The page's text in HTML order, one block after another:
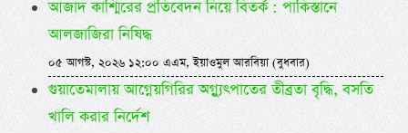
আজাদ কাশ্মিরের প্রতিবেদন নিয়ে বিতর্ক : পাকিস্তানে
আলজাজিরা নিষিদ্ধ
০৫ আগস্ট, ২০২৬ ১২:০০ এএম, ইয়াওমুল আরবিয়া (বুধবার)
গুয়াতেমালায় আগ্নেয়গিরির অগ্ন্যুৎপাতের তীব্রতা বৃদ্ধি, বসতি
খালি করার নির্দেশ